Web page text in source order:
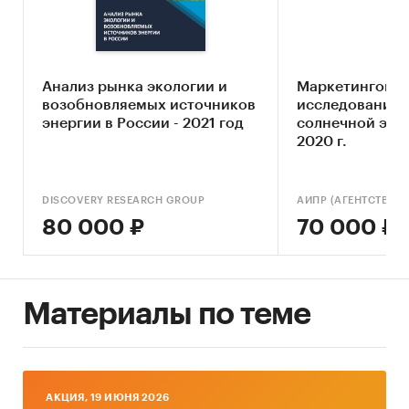
работающие в сфере рынка солнечной
энергетики;
приобрести акции предприятий,
осуществляющих свою деятельность в сфере
Объем отчета – 40 стр.
Отчет содержит 6 таблиц и 7 графиков.
Язык отчета – русский.
Альтернативная энергетика
Анализ рынка экологии и
возобновляемых источников
энергии в России - 2021 год
DISCOVERY RESEARCH GROUP
80 000 ₽
Маркетинговое
исследование
солнечной
2020 г.
70 000 ₽
Материалы по теме
AКЦИЯ, 19 ИЮНЯ 2026